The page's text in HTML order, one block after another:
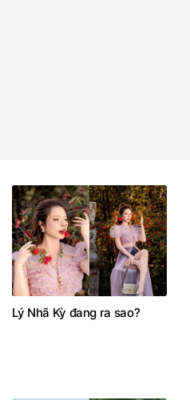
Lý Nhã Kỳ đang ra sao?